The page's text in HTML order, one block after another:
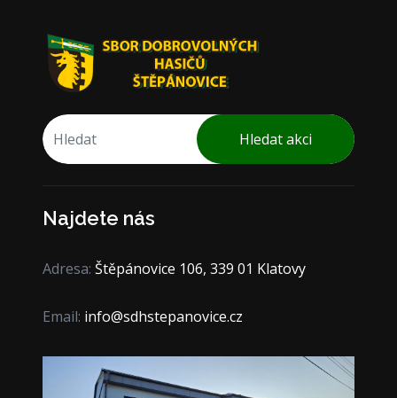
Hledat akci
Najdete nás
Adresa: Štěpánovice 106, 339 01 Klatovy
Email: info@sdhstepanovice.cz